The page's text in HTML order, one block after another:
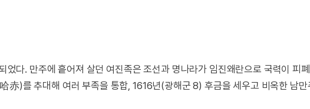
었다. 만주에 흩어져 살던 여진족은 조선과 명나라가 임진왜란으로 국력이 피
)를 추대해 여러 부족을 통합, 1616년(광해군 8) 후금을 세우고 비옥한 남만